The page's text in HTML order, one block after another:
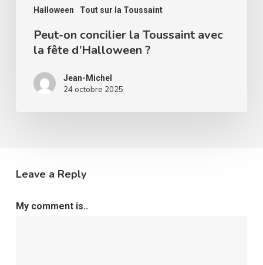
Halloween Tout sur la Toussaint
Peut-on concilier la Toussaint avec
la fête d’Halloween ?
Jean-Michel
24 octobre 2025
Leave a Reply
My comment is..